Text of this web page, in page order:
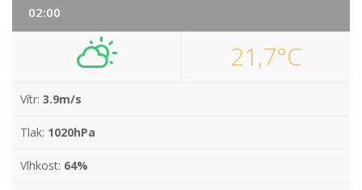
02:00
21,7°C
Vítr: 3.9m/s
Tlak: 1020hPa
Vlhkost: 64%